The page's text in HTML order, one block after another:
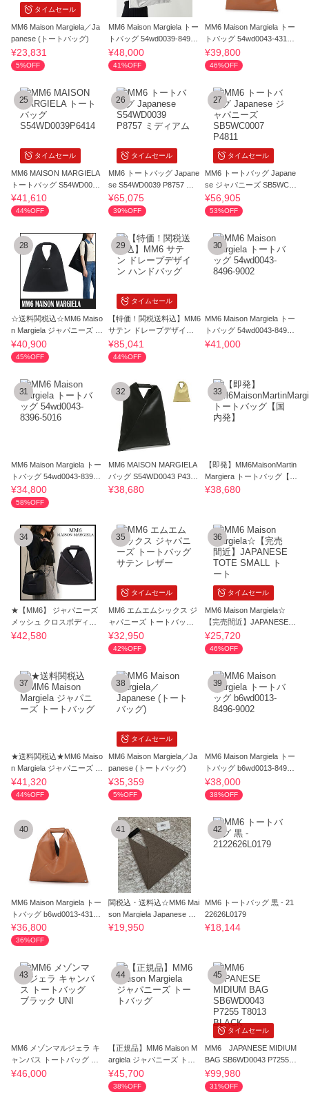
タイムセール
MM6 Maison Margiela／Ja
panese (トートバッグ)
¥23,831
5%OFF
MM6 Maison Margiela トー
トバッグ 54wd0039-8496-
9002
¥48,000
41%OFF
MM6 Maison Margiela トー
トバッグ 54wd0043-4313-
2222
¥39,800
46%OFF
タイムセール
25
MM6 MAISON MARGIELA
トートバッグ S54WD0039
P6414
¥41,610
44%OFF
タイムセール
26
MM6 トートバッグ Japane
se S54WD0039 P8757 ミ
ディアム
¥65,075
39%OFF
タイムセール
27
MM6 トートバッグ Japane
se ジャパニーズ SB5WC00
07 P4811
¥56,905
53%OFF
28
☆送料関税込☆MM6 Maiso
n Margiela ジャパニーズ ト
ートバッグ
¥40,900
45%OFF
タイムセール
29
【特価！関税送料込】MM6
サテン ドレープデザイン
ハンドバッグ
¥85,041
44%OFF
30
MM6 Maison Margiela トー
トバッグ 54wd0043-8496-
9002
¥41,000
31
MM6 Maison Margiela トー
トバッグ 54wd0043-8396-
5016
¥34,800
58%OFF
32
MM6 MAISON MARGIELA
バッグ S54WD0043 P4313
JAPANESE BAG
¥38,680
33
【即発】MM6MaisonMartin
Margiera トートバッグ【国
内発】
¥38,680
34
★【MM6】 ジャパニーズ
メッシュ クロスボディバ
ッグ★
¥42,580
タイムセール
35
MM6 エムエムシックス ジ
ャパニーズ トートバッグ
サテン レザー
¥32,950
42%OFF
タイムセール
36
MM6 Maison Margiela☆
【完売間近】JAPANESE T
OTE SMALL トート
¥25,720
46%OFF
37
★送料関税込★MM6 Maiso
n Margiela ジャパニーズ ト
ートバッグ
¥41,320
44%OFF
タイムセール
38
MM6 Maison Margiela／Ja
panese (トートバッグ)
¥35,359
5%OFF
39
MM6 Maison Margiela トー
トバッグ b6wd0013-8496-
9002
¥38,000
38%OFF
40
MM6 Maison Margiela トー
トバッグ b6wd0013-4313-
2222
¥36,800
36%OFF
41
関税込・送料込☆MM6 Mai
son Margiela Japanese バ
ッグ S
¥19,950
42
MM6 トートバッグ 黒 - 21
22626L0179
¥18,144
43
MM6 メゾンマルジェラ キ
ャンバス トートバッグ ブ
ラック UNI
¥46,000
44
【正規品】MM6 Maison M
argiela ジャパニーズ トー
トバッグ
¥45,700
38%OFF
タイムセール
45
MM6 JAPANESE MIDIUM
BAG SB6WD0043 P7255 T
8013 BLACK
¥99,980
31%OFF